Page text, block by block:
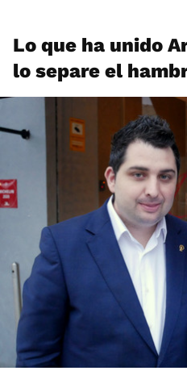
Lo que ha unido
lo separe el